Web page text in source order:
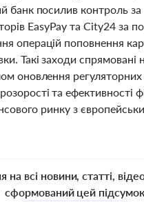
банк посилив контроль
EasyPay та City24 за
операцій поповнення
Такі заходи спрямовані
оновлення
та
ринку з
всі новини, статті,
сформований цей підсумок